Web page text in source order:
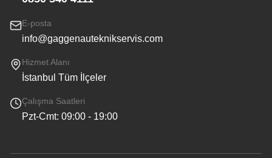
E-posta
info@gaggenauteknikservis.com
Hizmet Alanı
İstanbul Tüm İlçeler
Çalışma Saatleri
Pzt-Cmt: 09:00 - 19:00